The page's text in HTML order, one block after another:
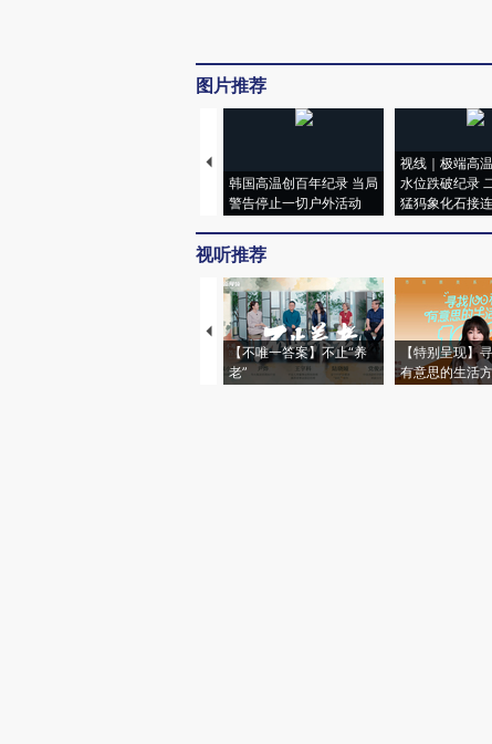
图片推荐
韩国高温创百年纪录 当局
警告停止一切户外活动
视线｜极端高
水位跌破纪录
猛犸象化石接
视听推荐
【不唯一答案】不止“养
老”
【特别呈现】
有意思的生活